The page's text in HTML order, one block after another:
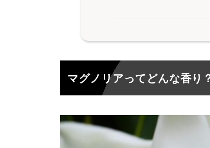
1.
2.
2-1.
トップノート：柔らかな甘みの
ミドルノート：上品で清潔感の
ベースノート：相反する無垢と
2-4.愛用してる芸能人は？
マグノリアってどんな香り